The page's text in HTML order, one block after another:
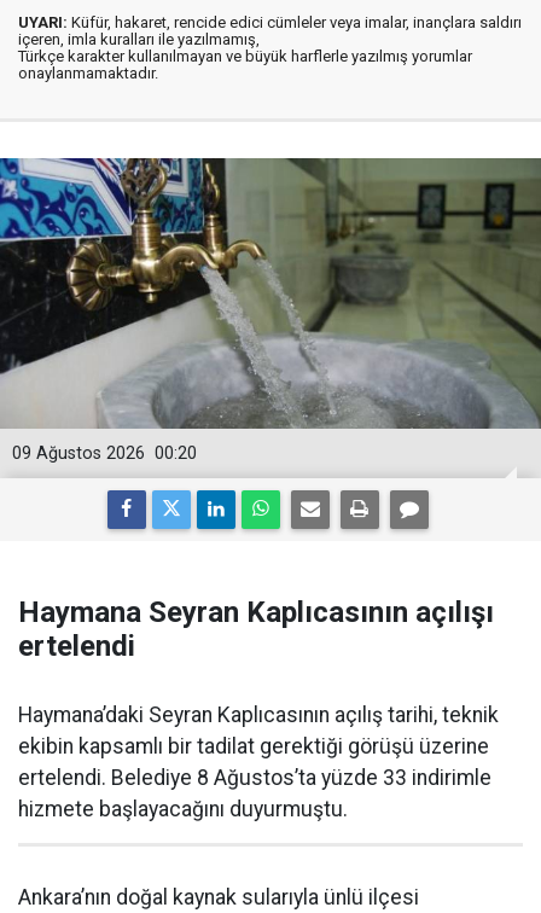
UYARI: Küfür, hakaret, rencide edici cümleler veya imalar, inançlara saldırı
içeren, imla kuralları ile yazılmamış,
Türkçe karakter kullanılmayan ve büyük harflerle yazılmış yorumlar
onaylanmamaktadır.
00:20
09 Ağustos 2026
Haymana Seyran Kaplıcasının açılışı
ertelendi
Haymana’daki Seyran Kaplıcasının açılış tarihi, teknik
ekibin kapsamlı bir tadilat gerektiği görüşü üzerine
ertelendi. Belediye 8 Ağustos’ta yüzde 33 indirimle
hizmete başlayacağını duyurmuştu.
Ankara’nın doğal kaynak sularıyla ünlü ilçesi